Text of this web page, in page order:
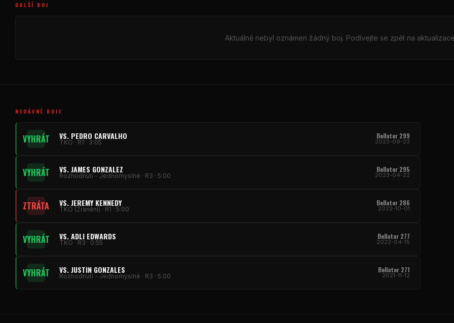
DALŠÍ BOJ
Aktuálně nebyl oznámen žádný boj. Podívejte se zpět na
NEDÁVNÉ BOJE
VYHRÁT VS. PEDRO CARVALHO
TKO · R1 · 3:05
Bellator 299
2023-09-23
VYHRÁT VS. JAMES GONZALEZ
Rozhodnutí - Jednomyslné · R3 · 5:00
Bellator 295
2023-04-22
ZTRÁTA VS. JEREMY KENNEDY
TKO (Zranění) · R1 · 5:00
Bellator 286
2022-10-01
VYHRÁT VS. ADLI EDWARDS
TKO · R3 · 0:55
Bellator 277
2022-04-15
VYHRÁT VS. JUSTIN GONZALES
Rozhodnutí - Jednomyslné · R3 · 5:00
Bellator 271
2021-11-12